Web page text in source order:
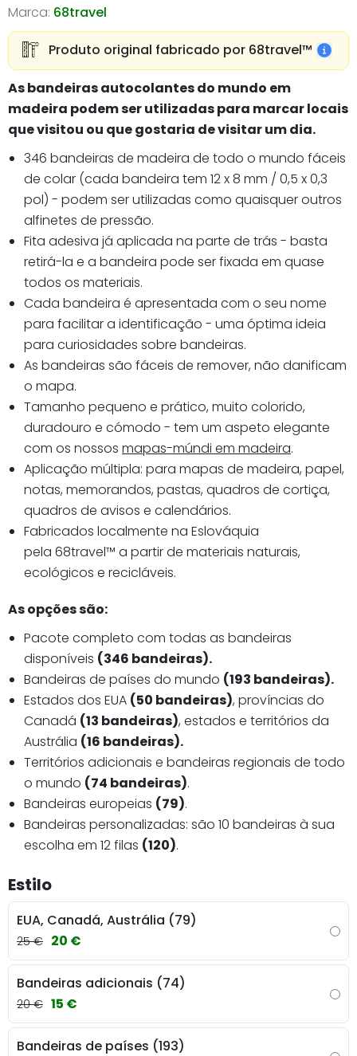
Marca: 68travel
Produto original fabricado por 68travel™️
As bandeiras autocolantes do mundo em
madeira podem ser utilizadas para marcar locais
que visitou ou que gostaria de visitar um dia.
346 bandeiras de madeira de todo o mundo fáceis
de colar (cada bandeira tem 12 x 8 mm / 0,5 x 0,3
pol) - podem ser utilizadas como quaisquer outros
alfinetes de pressão.
Fita adesiva já aplicada na parte de trás - basta
retirá-la e a bandeira pode ser fixada em quase
todos os materiais.
Cada bandeira é apresentada com o seu nome
para facilitar a identificação - uma óptima ideia
para curiosidades sobre bandeiras.
As bandeiras são fáceis de remover, não danificam
o mapa.
Tamanho pequeno e prático, muito colorido,
duradouro e cómodo - tem um aspeto elegante
com os nossos mapas-múndi em madeira.
Aplicação múltipla: para mapas de madeira, papel,
notas, memorandos, pastas, quadros de cortiça,
quadros de avisos e calendários.
Fabricados localmente na Eslováquia
pela 68travel™️ a partir de materiais naturais,
ecológicos e recicláveis.
As opções são:
Pacote completo com todas as bandeiras
disponíveis (346 bandeiras).
Bandeiras de países do mundo (193 bandeiras).
Estados dos EUA (50 bandeiras), províncias do
Canadá (13 bandeiras), estados e territórios da
Austrália (16 bandeiras).
Territórios adicionais e bandeiras regionais de todo
o mundo (74 bandeiras).
Bandeiras europeias (79).
Bandeiras personalizadas: são 10 bandeiras à sua
escolha em 12 filas (120).
Estilo
EUA, Canadá, Austrália (79)
25 € 20 €
Bandeiras adicionais (74)
20 € 15 €
Bandeiras de países (193)